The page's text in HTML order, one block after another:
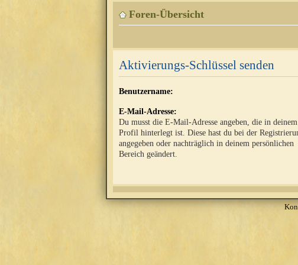
Foren-Übersicht
Aktivierungs-Schlüssel senden
Benutzername:
E-Mail-Adresse:
Du musst die E-Mail-Adresse angeben, die in deinem
Profil hinterlegt ist. Diese hast du bei der
angegeben oder nachträglich in deinem persönlichen
Bereich geändert.